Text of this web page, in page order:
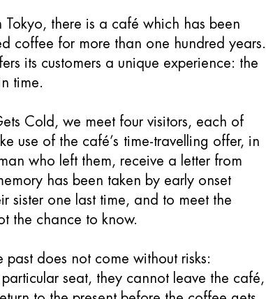
Tokyo, there is a café which has been
coffee for more than one hundred years.
its customers a unique experience: the
time.
Cold, we meet four visitors, each of
use of the café’s time-travelling offer, in
who left them, receive a letter from
has been taken by early onset
sister one last time, and to meet the
the chance to know.
past does not come without risks:
seat, they cannot leave the café,